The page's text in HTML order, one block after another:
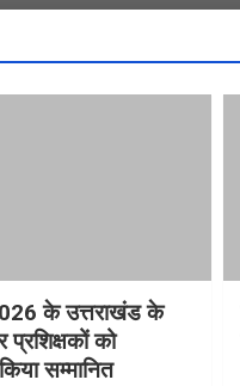
के उत्तराखंड के
को
सम्मानित